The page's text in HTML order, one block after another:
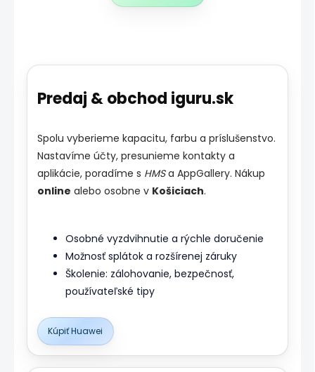
Predaj & obchod iguru.sk
Spolu vyberieme kapacitu, farbu a príslušenstvo.
Nastavíme účty, presunieme kontakty a
aplikácie, poradíme s HMSa AppGallery. Nákup
online alebo osobne v Košiciach.
Osobné vyzdvihnutie a rýchle doručenie
Možnosť splátok a rozšírenej záruky
Školenie: zálohovanie, bezpečnosť,
používateľské tipy
Kúpiť Huawei